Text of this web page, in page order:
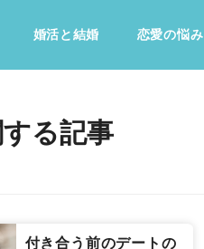
婚活と結婚 恋愛の悩み
ンド・芸能
る記事
付き合う前のデートの